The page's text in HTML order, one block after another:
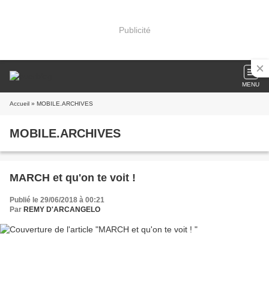
Publicité
MENU
Accueil » MOBILE.ARCHIVES
MOBILE.ARCHIVES
MARCH et qu'on te voit !
Publié le 29/06/2018 à 00:21
Par REMY D'ARCANGELO